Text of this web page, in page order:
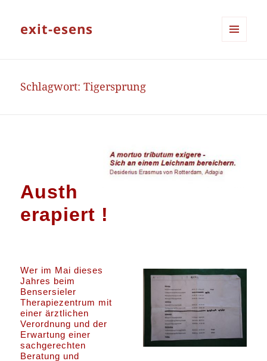
exit-esens
Schlagwort:Tigersprung
Austh
erapiert !
Wer im Mai dieses
Jahres beim
Bensersieler
Therapiezentrum mit
einer ärztlichen
Verordnung und der
Erwartung einer
sachgerechten
Beratung und